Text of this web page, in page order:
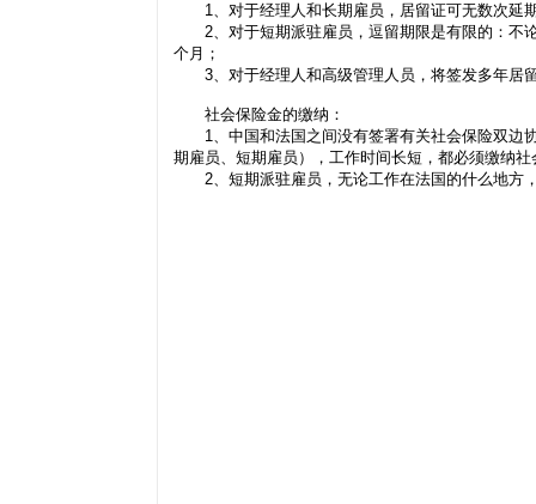
1、对于经理人和长期雇员，居留证可无数次延
2、对于短期派驻雇员，逗留期限是有限的：不
个月；
3、对于经理人和高级管理人员，将签发多年居
社会保险金的缴纳：
1、中国和法国之间没有签署有关社会保险双边
期雇员、短期雇员），工作时间长短，都必须缴纳社
2、短期派驻雇员，无论工作在法国的什么地方